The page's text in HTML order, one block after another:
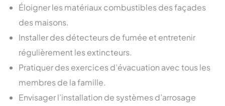
Éloigner les matériaux combustibles des façades
des maisons.
Installer des détecteurs de fumée et entretenir
régulièrement les extincteurs.
Pratiquer des exercices d’évacuation avec tous les
membres de la famille.
Envisager l’installation de systèmes d’arrosage